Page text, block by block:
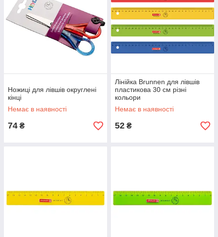
Ножиці для лівшів округлені
кінці
Немає в наявності
74 ₴
Лінійка Brunnen для лівшів
пластикова 30 см різні
кольори
Немає в наявності
52 ₴